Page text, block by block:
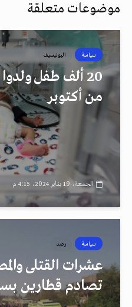
موضوعات متعلقة
سياسة اليونيسيف
20 ألف طفل
من أكتوبر
الجمعة، 19 يناير 2024، 4:15 م
سياسة رصد
عشرات القتلى
تصادم قطارين